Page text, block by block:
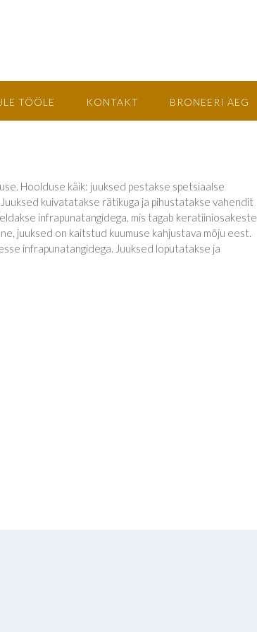
TÖÖLE KONTAKT BRONEERI AEG
Hoolduse käik: juuksed pestakse spetsiaalse
kuivatatakse rätikuga ja pihustatakse vahendit
infrapunatangidega, mis tagab keratiiniosakeste
juuksed on kaitstud kuumuse kahjustava mõju eest.
infrapunatangidega. Juuksed loputatakse ja